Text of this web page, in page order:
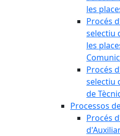
les
Procés
selectiu
les
Procés
selectiu
de
Processos
Procés